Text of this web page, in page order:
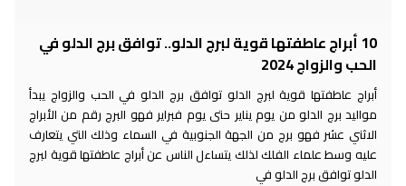
10 أبراج عاطفتها قوية لبرج الدلو.. توافق برج الدلو في
الحب والزواج 2024
أبراج عاطفتها قوية لبرج الدلو توافق برج الدلو في الحب والزواج يبدأ
مواليد برج الدلو من يوم يناير حتى يوم فبراير فهو البرج رقم من الأبراج
الاثني عشر فهو برج من الجهة الجنوبية في السماء وذلك التي يتعارف
عليه وسط علماء الفلك لذلك يتساءل الناس عن أبراج عاطفتها قوية لبرج
الدلو توافق برج الدلو في